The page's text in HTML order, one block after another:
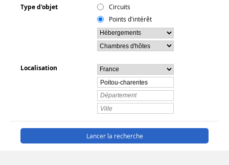
Type d'objet
Circuits
Points d'intérêt
Localisation